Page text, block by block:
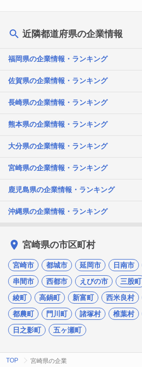
近隣都道府県の企業情報
福岡県の企業情報・ランキング
佐賀県の企業情報・ランキング
長崎県の企業情報・ランキング
熊本県の企業情報・ランキング
大分県の企業情報・ランキング
宮崎県の企業情報・ランキング
鹿児島県の企業情報・ランキング
沖縄県の企業情報・ランキング
宮崎県の市区町村
宮崎市 都城市 延岡市 日南市
串間市
西都市 えびの市 三股町
綾町
高鍋町 新富町 西米良村
都農町
門川町 諸塚村 椎葉村
日之影町
五ヶ瀬町
TOP 宮崎県の企業